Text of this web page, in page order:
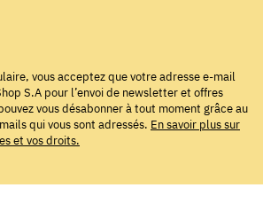
vous acceptez que votre adresse e-mail
S.A pour l’envoi de newsletter et offres
vous désabonner à tout moment grâce au
qui vous sont adressés. En savoir plus sur
et vos droits.